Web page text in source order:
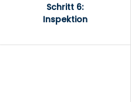
Schritt 6:
Inspektion